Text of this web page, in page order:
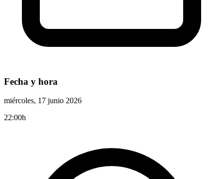
Fecha y hora
miércoles, 17 junio 2026
22:00h